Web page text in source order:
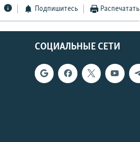
Подпишитесь Распечатать
СОЦИАЛЬНЫЕ СЕТИ